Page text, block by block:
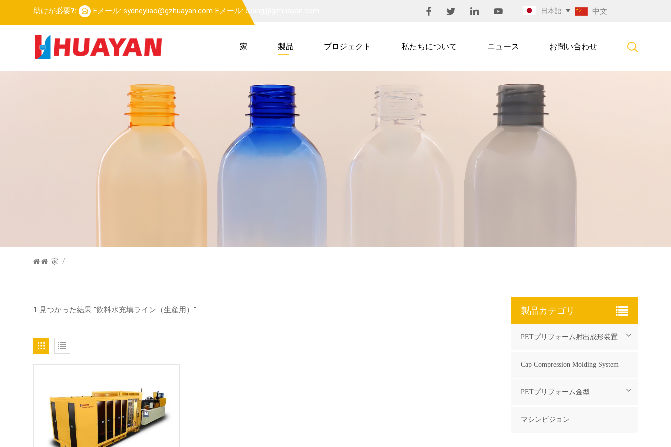
助けが必要?: Eメール: sydneyliao@gzhuayan.com Eメール: eliang@gzhuayan.com 日本語 中文
家 製品 プロジェクト 私たちについて ニュース お問い合わせ
家 /
1 見つかった結果 "飲料水充填ライン（生産用）" 製品カテゴリ
PETプリフォーム射出成形装置
Cap Compression Molding System
PETプリフォーム金型
マシンビジョン